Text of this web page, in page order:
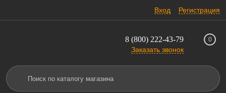
Вход Регистрация
8 (800) 222-43-79
Заказать звонок
0